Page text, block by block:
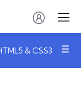
& CSS3